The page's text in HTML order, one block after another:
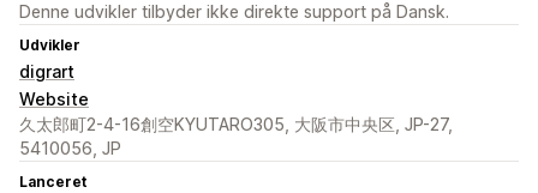
Denne udvikler tilbyder ikke direkte support på Dansk.
Udvikler
digrart
Website
久太郎町2-4-16創空KYUTARO305, 大阪市中央区, JP-27,
5410056, JP
Lanceret